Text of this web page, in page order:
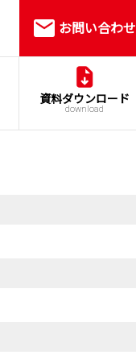
お問い合わせ
資料ダウンロード
download